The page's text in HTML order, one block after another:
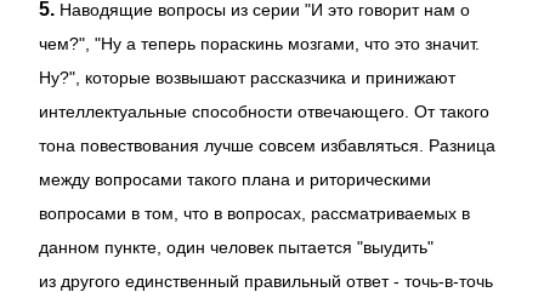
5. Наводящие вопросы из серии "И это говорит нам о
чем?", "Ну а теперь пораскинь мозгами, что это значит.
Ну?", которые возвышают рассказчика и принижают
интеллектуальные способности отвечающего. От такого
тона повествования лучше совсем избавляться. Разница
между вопросами такого плана и риторическими
вопросами в том, что в вопросах, рассматриваемых в
данном пункте, один человек пытается "выудить"
из другого единственный правильный ответ - точь-в-точь